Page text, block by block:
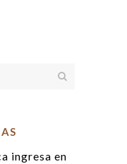
ingresa en